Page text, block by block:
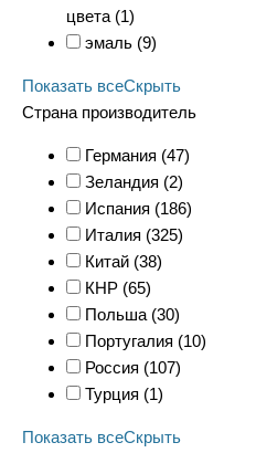
цвета (1)
эмаль (9)
Показать всеСкрыть
Страна производитель
Германия (47)
Зеландия (2)
Испания (186)
Италия (325)
Китай (38)
КНР (65)
Польша (30)
Португалия (10)
Россия (107)
Турция (1)
Показать всеСкрыть